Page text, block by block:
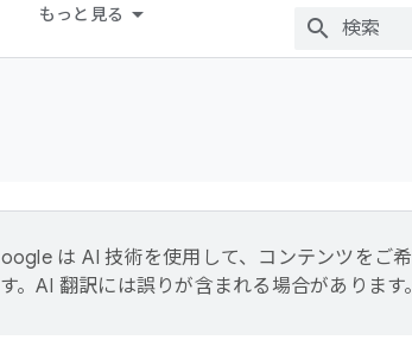
もっと見る
は AI 技術を使用して、コンテンツをご
。AI 翻訳には誤りが含まれる場合があります。